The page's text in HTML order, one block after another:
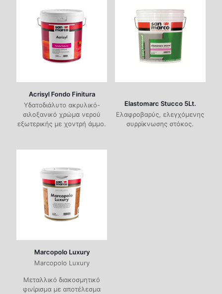
Acrisyl Fondo Finitura
Υδατοδιάλυτο ακρυλικό-
σιλοξανικό χρώμα νερού
εξωτερικής με χοντρή άμμο.
Elastomarc Stucco 5Lt.
Ελαφροβαρύς, ελεγχόμενης
συρρίκνωσης στόκος.
Marcopolo Luxury
Marcopolo Luxury
Μεταλλικό διακοσμητικό
φινίρισμα με αποτέλεσμα